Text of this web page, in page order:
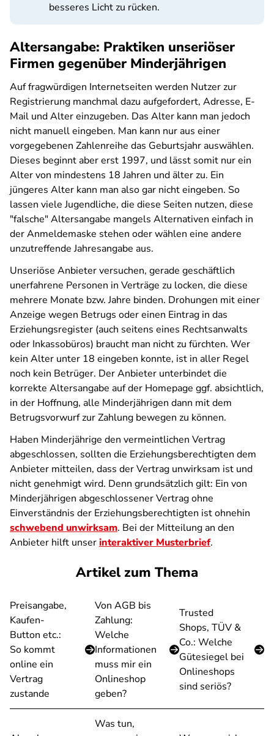
besseres Licht zu rücken.
Altersangabe: Praktiken unseriöser
Firmen gegenüber Minderjährigen
Auf fragwürdigen Internetseiten werden Nutzer zur
Registrierung manchmal dazu aufgefordert, Adresse, E-
Mail und Alter einzugeben. Das Alter kann man jedoch
nicht manuell eingeben. Man kann nur aus einer
vorgegebenen Zahlenreihe das Geburtsjahr auswählen.
Dieses beginnt aber erst 1997, und lässt somit nur ein
Alter von mindestens 18 Jahren und älter zu. Ein
jüngeres Alter kann man also gar nicht eingeben. So
lassen viele Jugendliche, die diese Seiten nutzen, diese
"falsche" Altersangabe mangels Alternativen einfach in
der Anmeldemaske stehen oder wählen eine andere
unzutreffende Jahresangabe aus.
Unseriöse Anbieter versuchen, gerade geschäftlich
unerfahrene Personen in Verträge zu locken, die diese
mehrere Monate bzw. Jahre binden. Drohungen mit einer
Anzeige wegen Betrugs oder einen Eintrag in das
Erziehungsregister (auch seitens eines Rechtsanwalts
oder Inkassobüros) braucht man nicht zu fürchten. Wer
kein Alter unter 18 eingeben konnte, ist in aller Regel
noch kein Betrüger. Der Anbieter unterbindet die
korrekte Altersangabe auf der Homepage ggf. absichtlich,
in der Hoffnung, alle Minderjährigen dann mit dem
Betrugsvorwurf zur Zahlung bewegen zu können.
Haben Minderjährige den vermeintlichen Vertrag
abgeschlossen, sollten die Erziehungsberechtigten dem
Anbieter mitteilen, dass der Vertrag unwirksam ist und
nicht genehmigt wird. Denn grundsätzlich gilt: Ein von
Minderjährigen abgeschlossener Vertrag ohne
Einverständnis der Erziehungsberechtigten ist ohnehin
schwebend unwirksam. Bei der Mitteilung an den
Anbieter hilft unserinteraktiver Musterbrief.
Artikel zum Thema
Preisangabe,
Kaufen-
Button etc.:
So kommt
online ein
Vertrag
zustande
Von AGB bis
Zahlung:
Welche
Informationen
muss mir ein
Onlineshop
geben?
Trusted
Shops, TÜV &
Co.: Welche
Gütesiegel bei
Onlineshops
sind seriös?
Was tun,